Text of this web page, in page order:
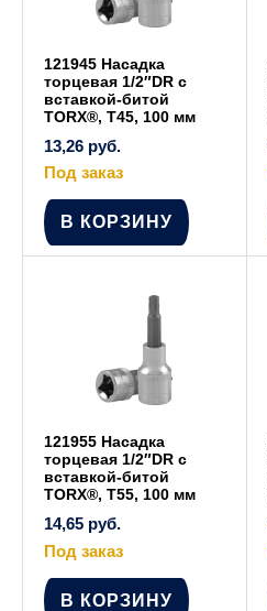
121945 Насадка
торцевая 1/2″DR с
вставкой-битой
TORX®, Т45, 100 мм
13,26 руб.
Под заказ
В КОРЗИНУ
121955 Насадка
торцевая 1/2″DR с
вставкой-битой
TORX®, Т55, 100 мм
14,65 руб.
Под заказ
В КОРЗИНУ